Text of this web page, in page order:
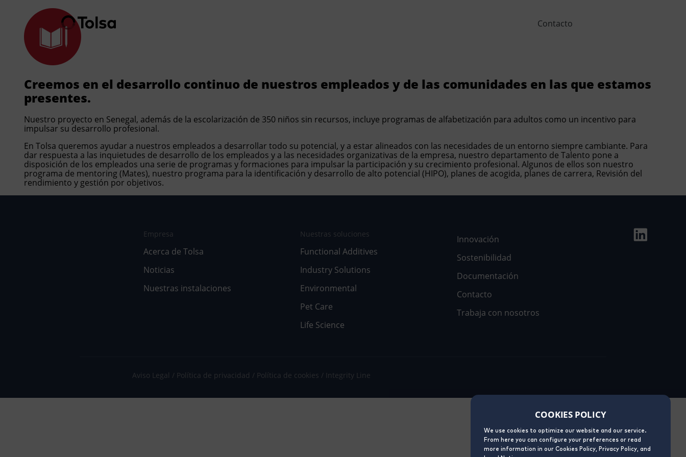
COOKIES POLICY
We use cookies to optimize our website and our service.
From here you can configure your preferences or read
more information in our Cookies Policy, Privacy Policy, and
Empresa
Trabaja con nosotros
Documentación
Noticias
Nuestras soluciones
Environmental
Life Science
Pet Care
Contacto
Creemos en el desarrollo continuo de nuestros empleados y de las comunidades en las que estamos
presentes.
Nuestro proyecto en Senegal, además de la escolarización de 350 niños sin recursos, incluye programas de alfabetización para adultos como un incentivo para
impulsar su desarrollo profesional.
En Tolsa queremos ayudar a nuestros empleados a desarrollar todo su potencial, y a estar alineados con las necesidades de un entorno siempre cambiante. Para
dar respuesta a las inquietudes de desarrollo de los empleados y a las necesidades organizativas de la empresa, nuestro departamento de Talento pone a
disposición de los empleados una serie de programas y formaciones para impulsar la participación y su crecimiento profesional. Algunos de ellos son nuestro
programa de mentoring (Mates), nuestro programa para la identificación y desarrollo de alto potencial (HIPO), planes de acogida, planes de carrera, Revisión del
rendimiento y gestión por objetivos.
Empresa
Acerca de Tolsa
Noticias
Nuestras instalaciones
Nuestras soluciones
Functional Additives
Industry Solutions
Environmental
Pet Care
Life Science
Innovación
Sostenibilidad
Documentación
Contacto
Trabaja con nosotros
Aviso Legal Política de privacidad Política de cookies Integrity Line